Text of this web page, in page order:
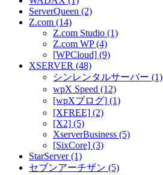
ServerQueen (2)
Z.com (14)
Z.com Studio (1)
Z.com WP (4)
[WPCloud] (9)
XSERVER (48)
シンレンタルサーバー (1)
wpX Speed (12)
[wpXブログ] (1)
[XFREE] (2)
[X2] (5)
XserverBusiness (5)
[SixCore] (3)
StarServer (1)
セブンアーチザン (5)